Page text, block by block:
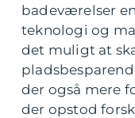
badeværelser
teknologi og
det muligt at
der også mere
der opstod